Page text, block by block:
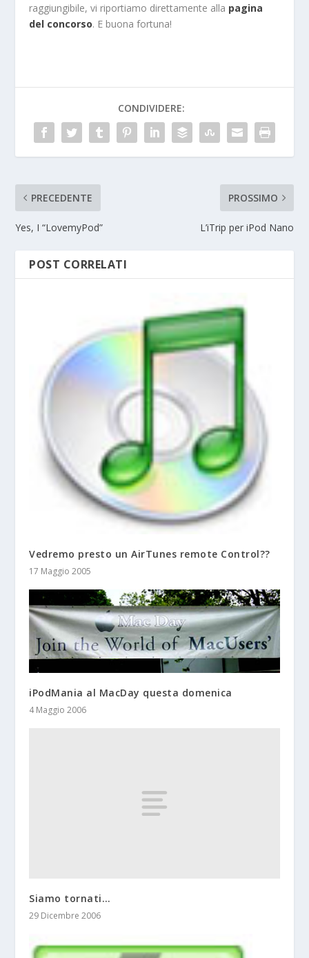
raggiungibile, vi riportiamo direttamente alla pagina
del concorso. E buona fortuna!
CONDIVIDERE:
PRECEDENTE
Yes, I “LovemyPod”
PROSSIMO
L’iTrip per iPod Nano
POST CORRELATI
Vedremo presto un AirTunes remote Control??
17 Maggio 2005
iPodMania al MacDay questa domenica
4 Maggio 2006
Siamo tornati…
29 Dicembre 2006